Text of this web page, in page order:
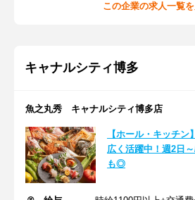
この企業の求人一覧
キャナルシティ博多
魚之丸秀 キャナルシティ博多店
【ホール・キッチ
広く活躍中！週2日
も◎